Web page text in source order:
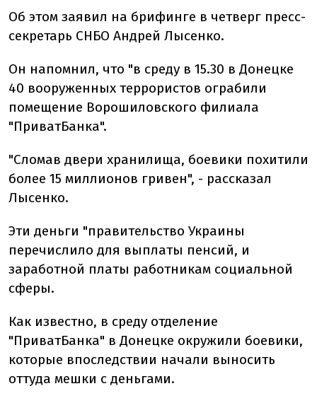
Об этом заявил на брифинге в четверг пресс-
секретарь СНБО Андрей Лысенко.
Он напомнил, что "в среду в 15.30 в Донецке
40 вооруженных террористов ограбили
помещение Ворошиловского филиала
"ПриватБанка".
"Сломав двери хранилища, боевики похитили
более 15 миллионов гривен", - рассказал
Лысенко.
Эти деньги "правительство Украины
перечислило для выплаты пенсий, и
заработной платы работникам социальной
сферы.
Как известно, в среду отделение
"ПриватБанка" в Донецке окружили боевики,
которые впоследствии начали выносить
оттуда мешки с деньгами.